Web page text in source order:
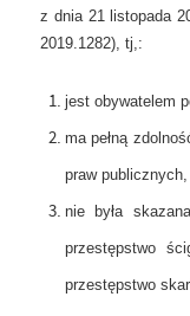
z dnia 21 listopada
2019.1282), tj,:
jest obywatelem
ma pełną
praw publicznych,
nie była
przestępstwo
przestępstwo